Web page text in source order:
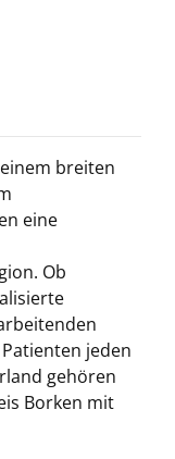
breiten
eine
Ob
jeden
gehören
Borken mit